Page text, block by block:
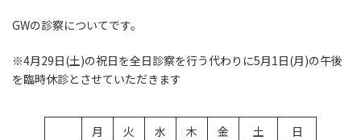
GWの診察についてです。
※4月29日(土)の祝日を全日診察を行う代わりに5月1日(月)の午後
を臨時休診とさせていただきます
月 火 水 木 金 土
日